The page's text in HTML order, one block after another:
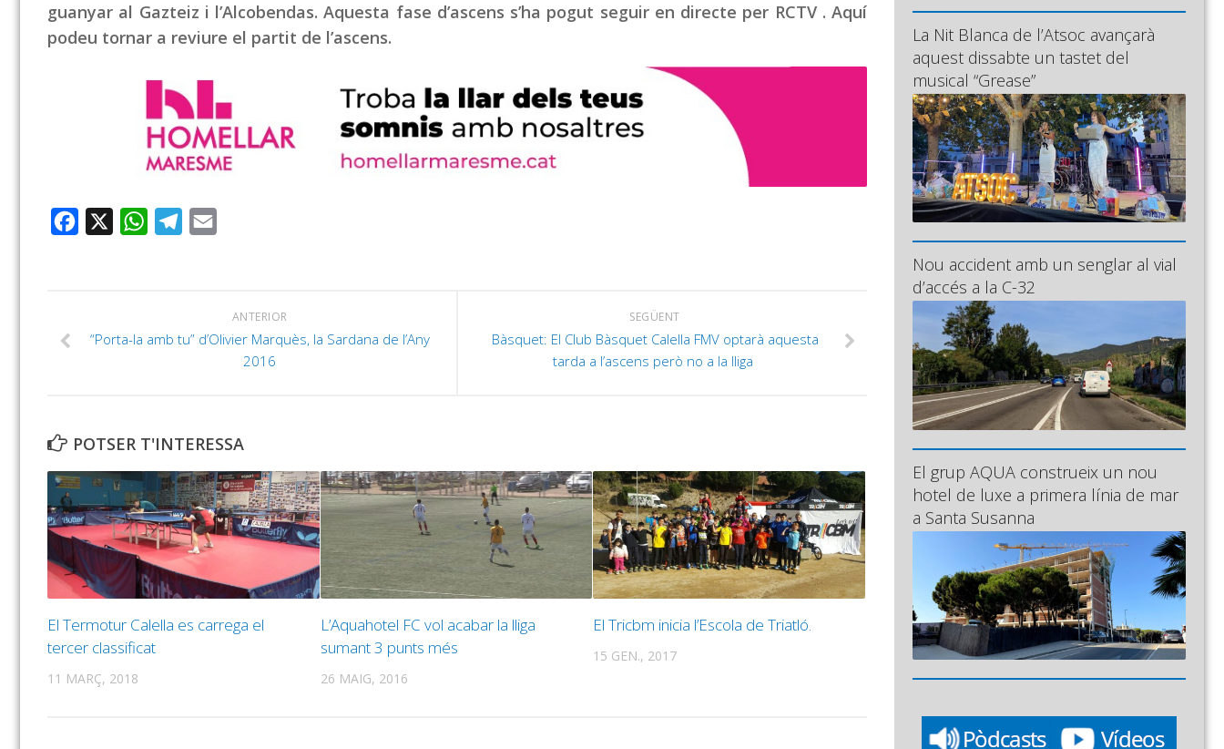
guanyar al Gazteiz i l’Alcobendas. Aquesta fase d’ascens s’ha pogut seguir en directe per RCTV . Aquí
podeu tornar a reviure el partit de l’ascens.
Facebook WhatsAppTelegram
SEGÜENT
Bàsquet: ‪El Club Bàsquet Calella FMV optarà aquesta
tarda a l’ascens però no a la lliga ‬
ANTERIOR
“Porta-la amb tu” d’Olivier Marquès, la Sardana de l’Any
2016
POTSER T'INTERESSA
El Termotur Calella es carrega el
tercer classificat
11 MARÇ, 2018
L’Aquahotel FC vol acabar la lliga
sumant 3 punts més
26 MAIG, 2016
El Tricbm inicia l’Escola de Triatló.
15 GEN., 2017
La Nit Blanca de l’Atsoc avançarà
aquest dissabte un tastet del
musical “Grease”
Nou accident amb un senglar al vial
d’accés a la C-32
El grup AQUA construeix un nou
hotel de luxe a primera línia de mar
a Santa Susanna